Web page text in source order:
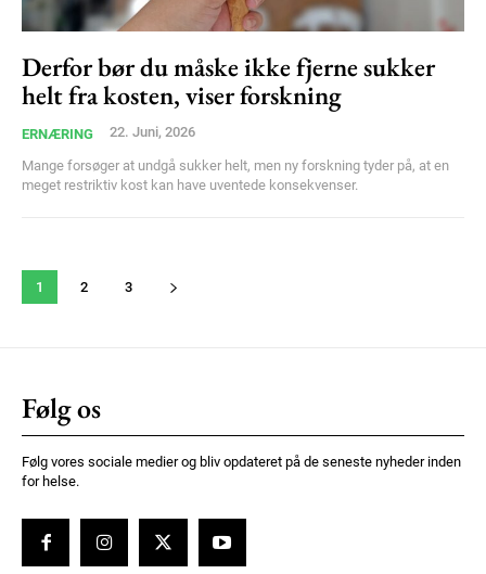
Derfor bør du måske ikke fjerne sukker
helt fra kosten, viser forskning
ERNÆRING 22. Juni, 2026
Mange forsøger at undgå sukker helt, men ny forskning tyder på, at en
meget restriktiv kost kan have uventede konsekvenser.
1 2 3
Følg os
Følg vores sociale medier og bliv opdateret på de seneste nyheder inden
for helse.